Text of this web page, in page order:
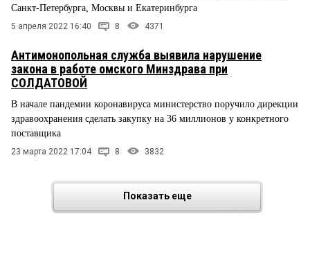
Санкт-Петербурга, Москвы и Екатеринбурга
5 апреля 2022 16:40 8 4371
Антимонопольная служба выявила нарушение
закона в работе омского Минздрава при
СОЛДАТОВОЙ
В начале пандемии коронавируса министерство поручило дирекции
здравоохранения сделать закупку на 36 миллионов у конкретного
поставщика
23 марта 2022 17:04 8 3832
Показать еще